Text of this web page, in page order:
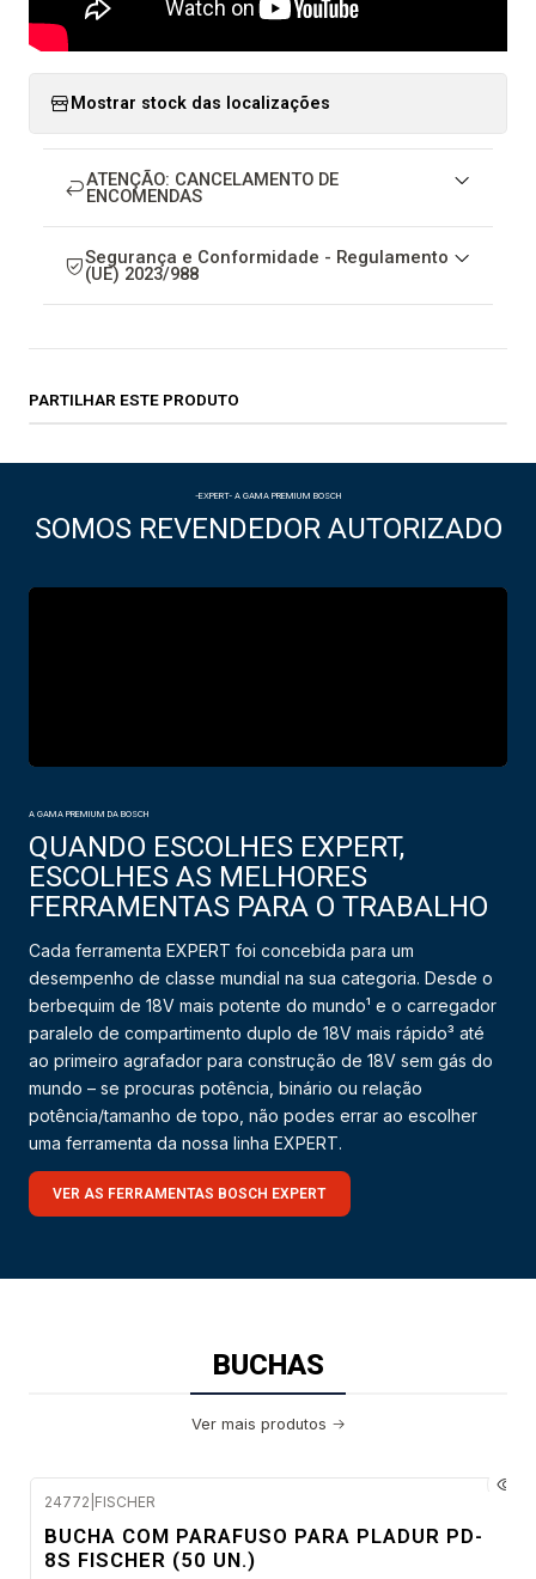
Mostrar stock das localizações
ATENÇÃO: CANCELAMENTO DE
ENCOMENDAS
Segurança e Conformidade - Regulamento
(UE) 2023/988
PARTILHAR ESTE PRODUTO
-EXPERT- A GAMA PREMIUM BOSCH
SOMOS REVENDEDOR AUTORIZADO
A GAMA PREMIUM DA BOSCH
QUANDO ESCOLHES EXPERT,
ESCOLHES AS MELHORES
FERRAMENTAS PARA O TRABALHO
Cada ferramenta EXPERT foi concebida para um
desempenho de classe mundial na sua categoria. Desde o
berbequim de 18V mais potente do mundo¹ e o carregador
paralelo de compartimento duplo de 18V mais rápido³ até
ao primeiro agrafador para construção de 18V sem gás do
mundo – se procuras potência, binário ou relação
potência/tamanho de topo, não podes errar ao escolher
uma ferramenta da nossa linha EXPERT.
VER AS FERRAMENTAS BOSCH EXPERT
BUCHAS
Ver mais produtos
24772 FISCHER
BUCHA COM PARAFUSO PARA PLADUR PD-
8S FISCHER (50 UN.)